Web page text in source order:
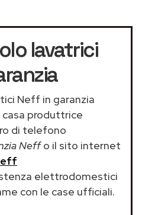
lavatrici
Neff in garanzia
produttrice
di telefono
Neffo il sito internet
elettrodomestici
con le case ufficiali.